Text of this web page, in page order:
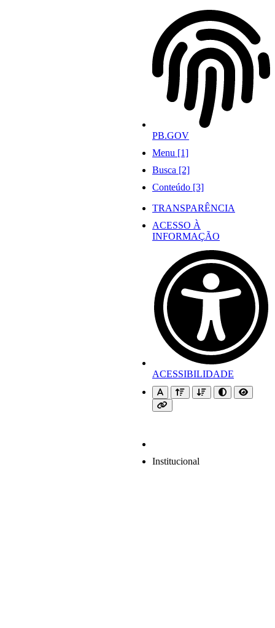
PB.GOV
Menu [1]
Busca [2]
Conteúdo [3]
TRANSPARÊNCIA
ACESSO À
INFORMAÇÃO
ACESSIBILIDADE
Institucional